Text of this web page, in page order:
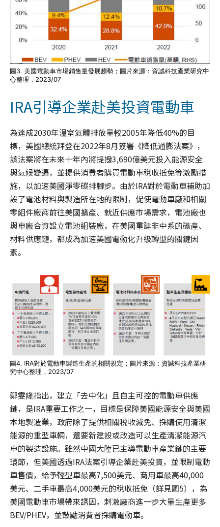
圖3. 美國電動車市場銷售量發展趨勢；圖片來源：資誠科技產業研究中
心整理，2023/07
IRA引導企業赴美投資電動車
為達成2030年溫室氣體排放量較2005年降低40%的目
標，美國總統拜登在2022年8月簽署《降低通膨法案》，
該法案將在未來十年內將提撥3,690億美元投入能源安全
與氣候變遷，並提供消費者購買電動車稅收抵免等激勵措
施，以加速美國淨零碳排腳步。由於IRA對於電動車補助加
設了電池材料與製造所在地的限制，促使電動車廠和相關
零組件廠商前往美國擴產、就近供應市場需求，電池廠也
與車廠合資設立電池組裝廠，在美國重建非中系的礦產、
材料供應鏈，都成為加速美國電動化升級轉型的關鍵因
素。
圖4. IRA對於電動車製造生產的相關規定；圖片來源：資誠科技產業研
究中心整理，2023/07
鄭雯隆指出，建立「去中化」且自主可控的電動車供應
鏈，是IRA重要工作之一，目標是保障美國能源安全與美國
本地製造業，政府除了提供相關稅收減免、採購使用清潔
能源的重型車輛，還要新建設或改造可以生產清潔能源汽
車的製造設施。雖然中國大陸已主導電動車產業鏈的主要
環節，但美國透過IRA法案引導企業赴美投資，並限制電動
車售價，給予輕型車最高7,500美元、商用車最高40,000
美元、二手車最高4,000美元的稅收抵免（詳見圖5），為
美國電動車市場帶來誘因，刺激廠商進一步大量生產更多
BEV/PHEV，並鼓勵消費者採購電動車。